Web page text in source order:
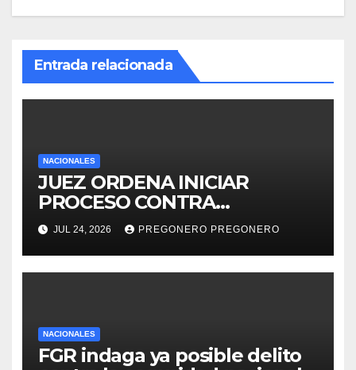
Entrada relacionada
NACIONALES
JUEZ ORDENA INICIAR
PROCESO CONTRA
EXGOBERNADOR DE BAJA
CALIFORNIA, ERNESTO
RUFFO, POR HUACHICOL
JUL 24, 2026 PREGONERO PREGONERO
NACIONALES
FGR indaga ya posible delito